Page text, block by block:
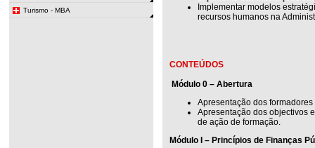
Turismo - MBA
Implementar modelos
recursos humanos na
CONTEÚDOS
Módulo 0 – Abertura
Apresentação dos
Apresentação dos objectivos
de ação de formação.
Módulo I – Princípios de Finanças